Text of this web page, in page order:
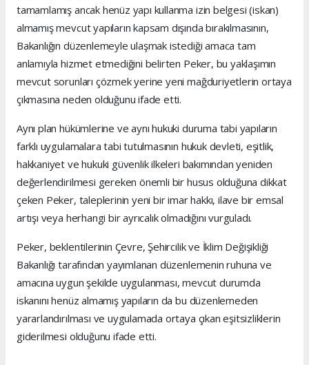
tamamlamış ancak henüz yapı kullanma izin belgesi (iskan)
almamış mevcut yapıların kapsam dışında bırakılmasının,
Bakanlığın düzenlemeyle ulaşmak istediği amaca tam
anlamıyla hizmet etmediğini belirten Peker, bu yaklaşımın
mevcut sorunları çözmek yerine yeni mağduriyetlerin ortaya
çıkmasına neden olduğunu ifade etti.
Aynı plan hükümlerine ve aynı hukuki duruma tabi yapıların
farklı uygulamalara tabi tutulmasının hukuk devleti, eşitlik,
hakkaniyet ve hukuki güvenlik ilkeleri bakımından yeniden
değerlendirilmesi gereken önemli bir husus olduğuna dikkat
çeken Peker, taleplerinin yeni bir imar hakkı, ilave bir emsal
artışı veya herhangi bir ayrıcalık olmadığını vurguladı.
Peker, beklentilerinin Çevre, Şehircilik ve İklim Değişikliği
Bakanlığı tarafından yayımlanan düzenlemenin ruhuna ve
amacına uygun şekilde uygulanması, mevcut durumda
iskanını henüz almamış yapıların da bu düzenlemeden
yararlandırılması ve uygulamada ortaya çıkan eşitsizliklerin
giderilmesi olduğunu ifade etti.